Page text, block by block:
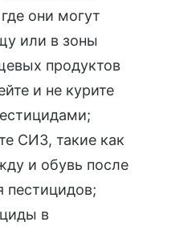
они могут
или в зоны
продуктов
и не курите
СИЗ, такие как
и обувь после
пестицидов;
в